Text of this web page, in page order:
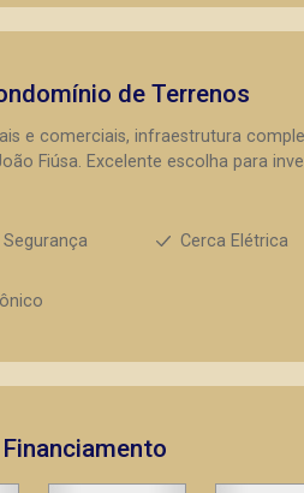
de Terrenos
e comerciais, infraestrutura
Fiúsa. Excelente escolha para
Cerca Elétrica